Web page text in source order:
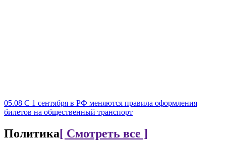
05.08 С 1 сентября в РФ меняются правила оформления
билетов на общественный транспорт
Политика[ Смотреть все ]